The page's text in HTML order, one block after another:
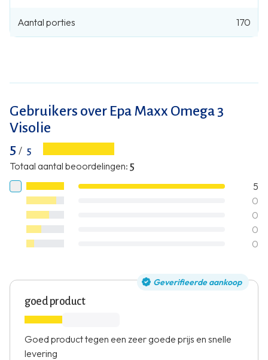
Aantal porties 170
Gebruikers over Epa Maxx Omega 3
Visolie
5 / 5
Totaal aantal beoordelingen: 5
5
0
0
0
0
Geverifieerde aankoop
goed product
Goed product tegen een zeer goede prijs en snelle
levering